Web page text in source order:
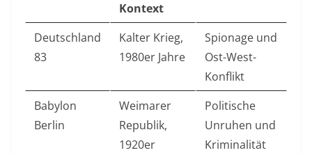
Kontext
Deutschland
83
Kalter Krieg,
1980er Jahre
Spionage und
Ost-West-
Konflikt
Babylon
Berlin
Weimarer
Republik,
1920er
Politische
Unruhen und
Kriminalität